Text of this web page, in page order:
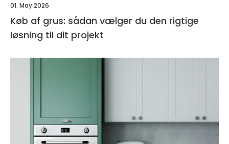
01. May 2026
Køb af grus: sådan vælger du den rigtige
løsning til dit projekt